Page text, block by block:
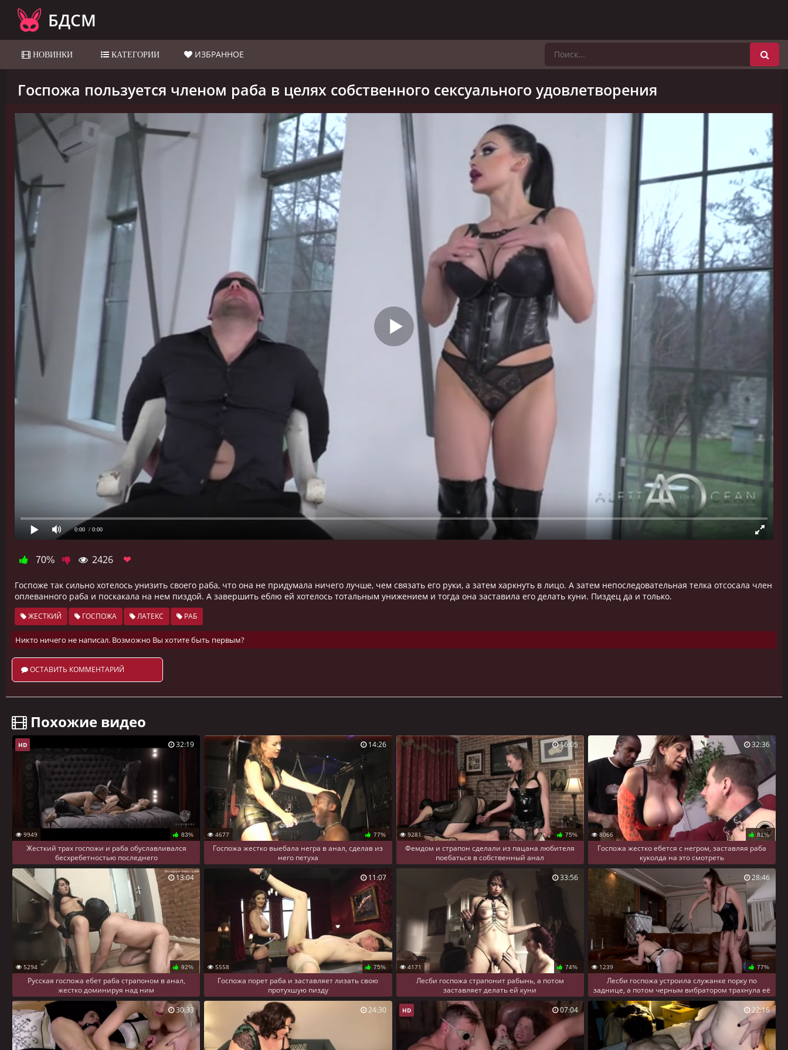
БДСМ
НОВИНКИ КАТЕГОРИИ ИЗБРАННОЕ
Госпожа пользуется членом раба в целях собственного сексуального удовлетворения
0:00 / 0:00
70% 2426 ❤
Госпоже так сильно хотелось унизить своего раба, что она не придумала ничего лучше, чем связать его руки, а затем харкнуть в лицо. А затем непоследовательная телка отсосала член
оплеванного раба и поскакала на нем пиздой. А завершить еблю ей хотелось тотальным унижением и тогда она заставила его делать куни. Пиздец да и только.
ЖЕСТКИЙ ГОСПОЖА ЛАТЕКС РАБ
Никто ничего не написал. Возможно Вы хотите быть первым?
ОСТАВИТЬ КОММЕНТАРИЙ
️ Похожие видео
9949 83%
Жесткий трах госпожи и раба обуславливался
бесхребетностью последнего
HD 32:19
4677 77%
Госпожа жестко выебала негра в анал, сделав из
него петуха
14:26
9281 75%
Фемдом и страпон сделали из пацана любителя
поебаться в собственный анал
16:05
8066 81%
Госпожа жестко ебется с негром, заставляя раба
куколда на это смотреть
32:36
5294 92%
Русская госпожа ебет раба страпоном в анал,
жестко доминируя над ним
13:04
5558 75%
Госпожа порет раба и заставляет лизать свою
протухшую пизду
11:07
4171 74%
Лесби госпожа страпонит рабынь, а потом
заставляет делать ей куни
33:56
1239 77%
Лесби госпожа устроила служанке порку по
заднице, а потом черным вибратором трахнула её
киску
28:46
30:33 24:30 HD 07:04 22:16